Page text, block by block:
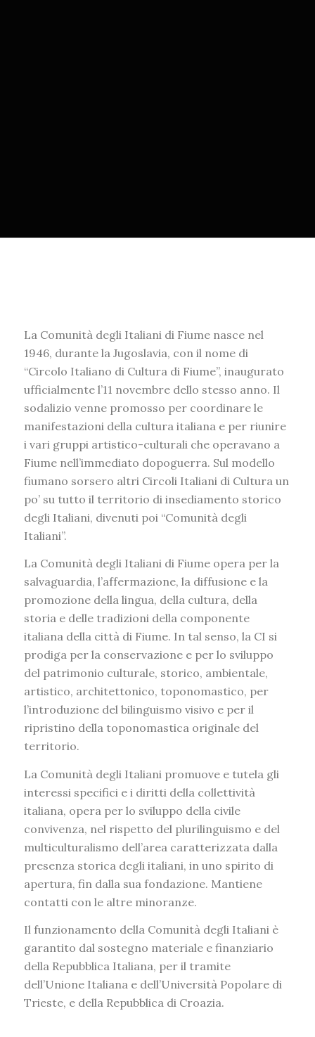
La Comunità degli Italiani di Fiume nasce nel
1946, durante la Jugoslavia, con il nome di
“Circolo Italiano di Cultura di Fiume”, inaugurato
ufficialmente l’11 novembre dello stesso anno. Il
sodalizio venne promosso per coordinare le
manifestazioni della cultura italiana e per riunire
i vari gruppi artistico-culturali che operavano a
Fiume nell’immediato dopoguerra. Sul modello
fiumano sorsero altri Circoli Italiani di Cultura un
po’ su tutto il territorio di insediamento storico
degli Italiani, divenuti poi “Comunità degli
Italiani”.
La Comunità degli Italiani di Fiumeopera per la
salvaguardia, l’affermazione, la diffusione e la
promozione della lingua, della cultura, della
storia e delle tradizioni della componente
italiana della città di Fiume. In tal senso, la CI si
prodiga per la conservazione e per lo sviluppo
del patrimonio culturale, storico, ambientale,
artistico, architettonico, toponomastico, per
l’introduzione del bilinguismo visivo e per il
ripristino della toponomastica originale del
territorio.
La Comunità degli Italiani promuove e tutela gli
interessi specifici e i diritti della collettività
italiana, opera per lo sviluppo della civile
convivenza, nel rispetto del plurilinguismo e del
multiculturalismo dell’area caratterizzata dalla
presenza storica degli italiani, in uno spirito di
apertura, fin dalla sua fondazione. Mantiene
contatti con le altre minoranze.
Il funzionamento della Comunità degli Italiani è
garantito dal sostegno materiale e finanziario
della Repubblica Italiana, per il tramite
dell’Unione Italiana e dell’Università Popolare di
Trieste, e della Repubblica di Croazia.